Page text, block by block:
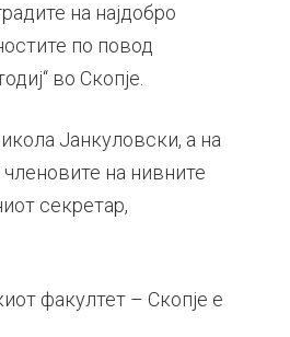
на најдобро
по повод
во Скопје.
Јанкуловски, а на
на нивните
секретар,
факултет – Скопје е